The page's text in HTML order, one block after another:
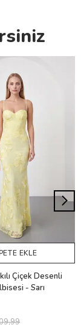
EKLE
Çiçek Desenli
- Sarı